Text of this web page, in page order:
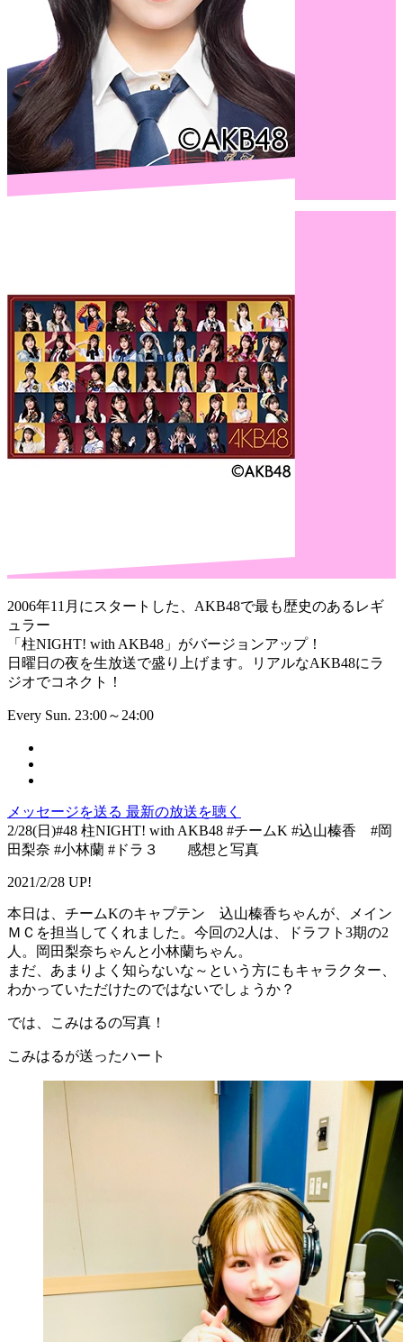
2006年11月にスタートした、AKB48で最も歴史のあるレギ
ュラー
「柱NIGHT! with AKB48」がバージョンアップ！
日曜日の夜を生放送で盛り上げます。リアルなAKB48にラ
ジオでコネクト！
Every Sun. 23:00～24:00
メッセージを送る 最新の放送を聴く
2/28(日)#48 柱NIGHT! with AKB48 #チームK #込山榛香 #岡
田梨奈 #小林蘭 #ドラ３ 感想と写真
2021/2/28 UP!
本日は、チームKのキャプテン 込山榛香ちゃんが、メイン
ＭＣを担当してくれました。今回の2人は、ドラフト3期の2
人。岡田梨奈ちゃんと小林蘭ちゃん。
まだ、あまりよく知らないな～という方にもキャラクター、
わかっていただけたのではないでしょうか？
では、こみはるの写真！
こみはるが送ったハート